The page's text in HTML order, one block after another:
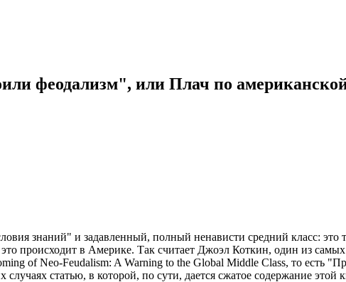
феодализм", или Плач по американской
знаний" и задавленный, полный ненависти средний класс:
происходит в Америке. Так считает Джоэл Коткин, один из
of Neo-Feudalism: A Warning to the Global Middle Class, то есть
статью, в которой, по сути, дается сжатое содержание этой